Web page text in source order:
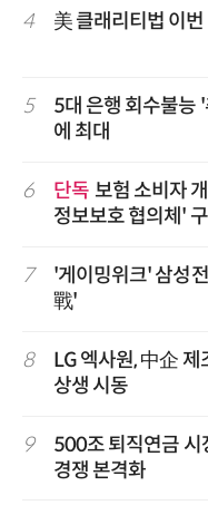
4 美 클래리티법 이
5
5대 은행 회수불
에 최대
6 단독 보험 소비자
정보보호 협의체'
7
'게이밍위크' 삼성
戰'
8
LG 엑사원, 中企
상생 시동
9
500조 퇴직연금
경쟁 본격화